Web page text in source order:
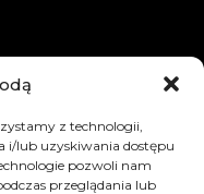
z technologii,
i/lub uzyskiwania dostępu
pozwoli nam
przeglądania lub